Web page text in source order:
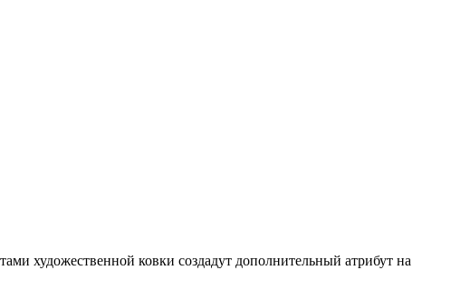
художественной ковки создадут дополнительный атрибут на